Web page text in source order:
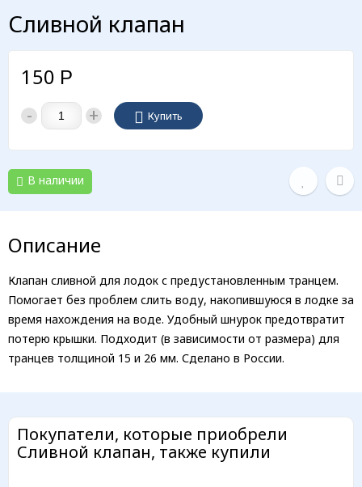
Сливной клапан
150 Р
- + Купить
В наличии
Описание
Клапан сливной для лодок с предустановленным транцем.
Помогает без проблем слить воду, накопившуюся в лодке за
время нахождения на воде. Удобный шнурок предотвратит
потерю крышки. Подходит (в зависимости от размера) для
транцев толщиной 15 и 26 мм. Сделано в России.
Покупатели, которые приобрели
Сливной клапан, также купили